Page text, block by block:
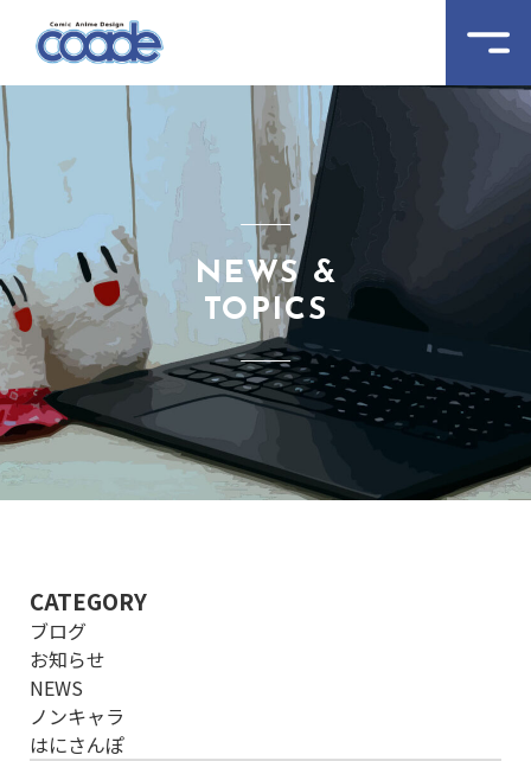
NEWS &
TOPICS
CATEGORY
ブログ
お知らせ
NEWS
ノンキャラ
はにさんぽ